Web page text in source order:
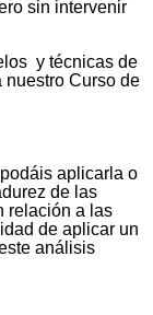
sin intervenir
y técnicas de
nuestro Curso de
aplicarla o
de las
relación a las
de aplicar un
análisis